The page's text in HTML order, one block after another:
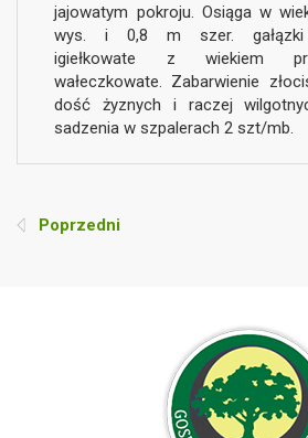
jajowatym pokroju. Osiąga w
wys. i 0,8 m szer. gałązki
igiełkowate z wiekiem
wałeczkowate. Zabarwienie
dość żyznych i raczej
sadzenia w szpalerach 2 szt/mb.
Poprzedni